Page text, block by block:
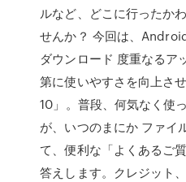
ルなど、どこに行ったか
せんか？ 今回は、
ダウンロード 度重なるア
第に使いやすさを向上さ
10」。普段、何気なく使
が、いつのまにか ファイ
て、便利な「よくあるご
答えします。クレジット